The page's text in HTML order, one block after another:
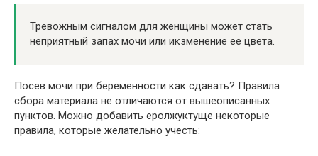
Тревожным сигналом для женщины может стать
неприятный запах мочи или икзменение ее цвета.
Посев мочи при беременности как сдавать? Правила
сбора материала не отличаются от вышеописанных
пунктов. Можно добавить еролжуктуще некоторые
правила, которые желательно учесть: